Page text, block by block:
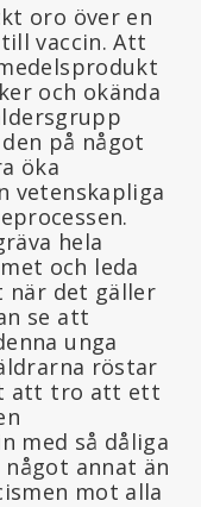
oro över en
vaccin. Att
och okända
på något
öka
vetenskapliga
hela
och leda
när det gäller
se att
unga
röstar
att tro att ett
med så dåliga
annat än
mot alla